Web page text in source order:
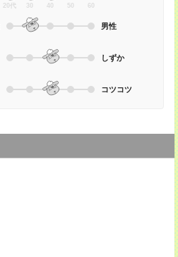
20代 30 40 50 60
男性
しずか
コツコツ